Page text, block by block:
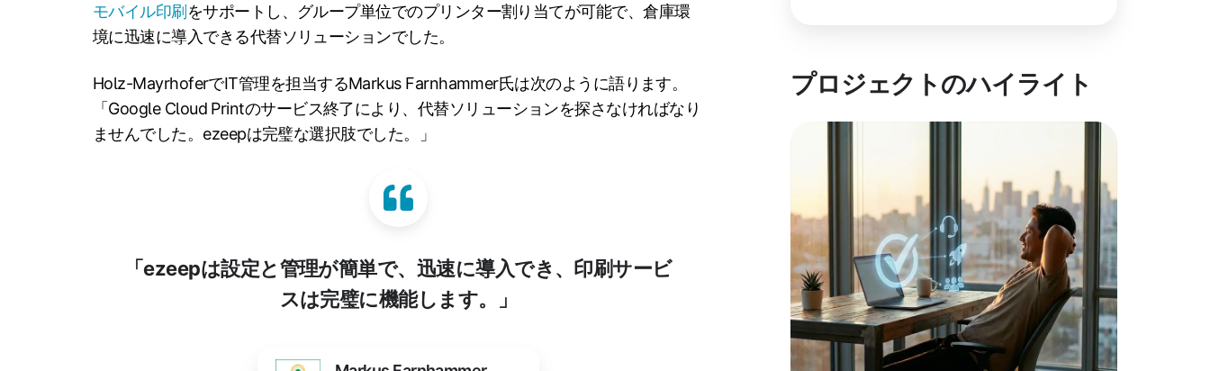
モバイル印刷をサポートし、グループ単位でのプリンター割り当てが可能で、倉庫環
境に迅速に導入できる代替ソリューションでした。
Holz-MayrhoferでIT管理を担当するMarkus Farnhammer氏は次のように語ります。
「Google Cloud Printのサービス終了により、代替ソリューションを探さなければなり
ませんでした。ezeepは完璧な選択肢でした。」
「ezeepは設定と管理が簡単で、迅速に導入でき、印刷サービ
スは完璧に機能します。」
プロジェクトのハイライト